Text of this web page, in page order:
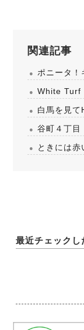
関連記事
ポニータ！
White
白馬を見て
谷町４丁
ときには赤
最近チェックし